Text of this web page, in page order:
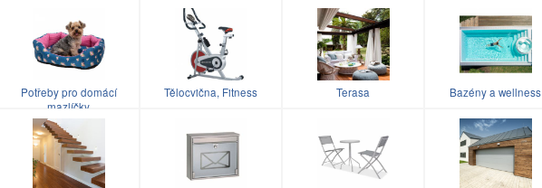
Potřeby pro domácí
mazlíčky
Tělocvična, Fitness Terasa Bazény a wellness